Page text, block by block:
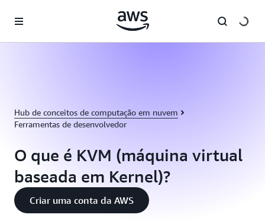
Pular para o conteúdo principal
Hub de conceitos de computação em nuvem
Ferramentas de desenvolvedor
O que é KVM (máquina virtual
baseada em Kernel)?
Criar uma conta da AWS